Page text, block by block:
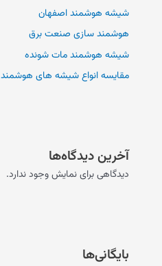
شیشه هوشمند اصفهان
هوشمند سازی صنعت برق
شیشه هوشمند مات شونده
مقایسه انواع شیشه های هوشمند
آخرین دیدگاه‌ها
دیدگاهی برای نمایش وجود ندارد.
بایگانی‌ها